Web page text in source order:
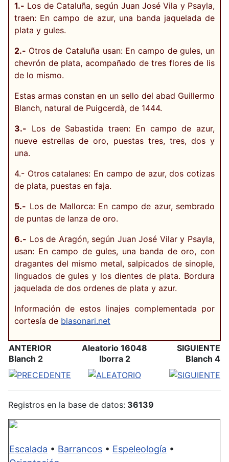
1.- Los de Cataluña, según Juan José Vila y Psayla,
traen: En campo de azur, una banda jaquelada de
plata y gules.
2.- Otros de Cataluña usan: En campo de gules, un
chevrón de plata, acompañado de tres flores de lis
de lo mismo.
Estas armas constan en un sello del abad Guillermo
Blanch, natural de Puigcerdà, de 1444.
3.- Los de Sabastida traen: En campo de azur,
nueve estrellas de oro, puestas tres, tres, dos y
una.
4.- Otros catalanes: En campo de azur, dos cotizas
de plata, puestas en faja.
5.- Los de Mallorca: En campo de azur, sembrado
de puntas de lanza de oro.
6.- Los de Aragón, según Juan José Vilar y Psayla,
usan: En campo de gules, una banda de oro, con
dragantes del mismo metal, salpicados de sinople,
linguados de gules y los dientes de plata. Bordura
jaquelada de dos ordenes de plata y azur.
Información de estos linajes complementada por
cortesía de blasonari.net
ANTERIOR
Blanch 2
Aleatorio 16048
Iborra 2
SIGUIENTE
Blanch 4
Registros en la base de datos: 36139
Escalada • Barrancos • Espeleología •